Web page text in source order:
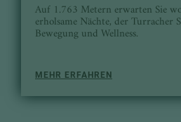
Auf 1.763 Metern erwarten Sie
erholsame Nächte, der Turracher
Bewegung und Wellness.
MEHR ERFAHREN